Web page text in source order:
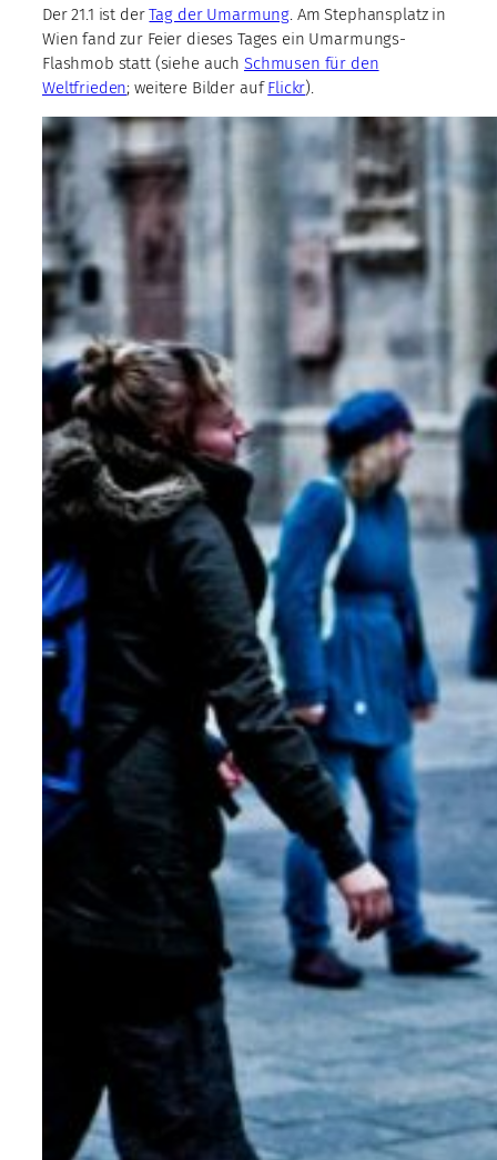
Der 21.1 ist derTag der Umarmung. Am Stephansplatz in
Wien fand zur Feier dieses Tages ein Umarmungs-
Flashmob statt (siehe auch Schmusen für den
Weltfrieden; weitere Bilder aufFlickr).